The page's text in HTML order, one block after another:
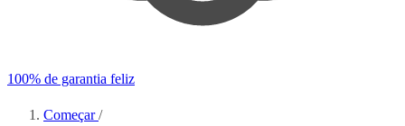
100% de garantia feliz
Começar/